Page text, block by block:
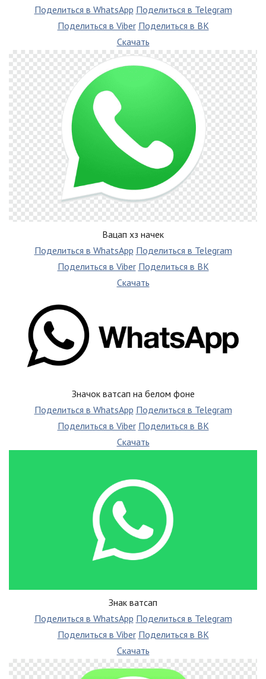
Поделиться в WhatsApp Поделиться в Telegram
Поделиться в Viber Поделиться в ВК
Скачать
Вацап хз начек
Поделиться в WhatsApp Поделиться в Telegram
Поделиться в Viber Поделиться в ВК
Скачать
Значок ватсап на белом фоне
Поделиться в WhatsApp Поделиться в Telegram
Поделиться в Viber Поделиться в ВК
Скачать
Знак ватсап
Поделиться в WhatsApp Поделиться в Telegram
Поделиться в Viber Поделиться в ВК
Скачать